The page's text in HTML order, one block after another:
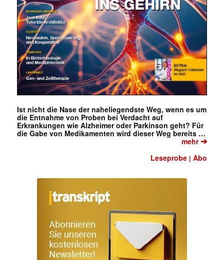
Ist nicht die Nase der naheliegendste Weg, wenn es um
die Entnahme von Proben bei Verdacht auf
Erkrankungen wie Alzheimer oder Parkinson geht? Für
die Gabe von Medikamenten wird dieser Weg bereits …
mehr➔
Leseprobe |Abo